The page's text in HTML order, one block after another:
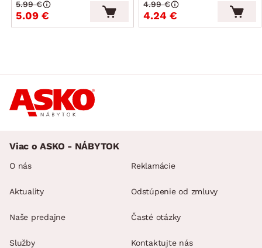
5.09 €
5.99 €
4.24 €
4.99 €
Viac o ASKO - NÁBYTOK
O nás
Aktuality
Naše predajne
Služby
Reklamácie
Odstúpenie od zmluvy
Časté otázky
Kontaktujte nás